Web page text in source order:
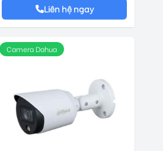
Liên hệ ngay
Camera Dahua